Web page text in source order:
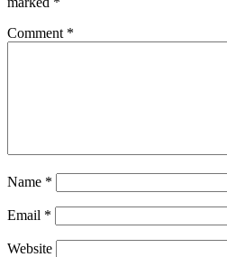
Comment *
Name *
Email *
Website